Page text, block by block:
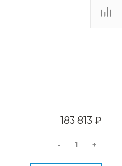
183 813 ₽
- +